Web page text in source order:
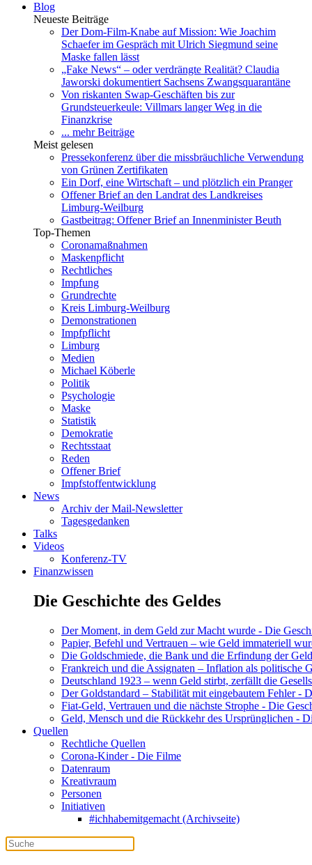
Blog
Neueste Beiträge
Der Dom-Film-Knabe auf Mission: Wie Joachim
Schaefer im Gespräch mit Ulrich Siegmund seine
Maske fallen lässt
„Fake News“ – oder verdrängte Realität? Claudia
Jaworski dokumentiert Sachsens Zwangsquarantäne
Von riskanten Swap-Geschäften bis zur
Grundsteuerkeule: Villmars langer Weg in die
Finanzkrise
... mehr Beiträge
Meist gelesen
Pressekonferenz über die missbräuchliche Verwendung
von Grünen Zertifikaten
Ein Dorf, eine Wirtschaft – und plötzlich ein Pranger
Offener Brief an den Landrat des Landkreises
Limburg-Weilburg
Gastbeitrag: Offener Brief an Innenminister Beuth
Top-Themen
Coronamaßnahmen
Maskenpflicht
Rechtliches
Impfung
Grundrechte
Kreis Limburg-Weilburg
Demonstrationen
Impfpflicht
Limburg
Medien
Michael Köberle
Politik
Psychologie
Maske
Statistik
Demokratie
Rechtsstaat
Reden
Offener Brief
Impfstoffentwicklung
News
Archiv der Mail-Newsletter
Tagesgedanken
Talks
Videos
Konferenz-TV
Finanzwissen
Die Geschichte des Geldes
Der Moment, in dem Geld zur Macht wurde - Die
Papier, Befehl und Vertrauen – wie Geld immateriell
Die Goldschmiede, die Bank und die Erfindung der
Frankreich und die Assignaten – Inflation als politische
Deutschland 1923 – wenn Geld stirbt, zerfällt die
Der Goldstandard – Stabilität mit eingebautem Fehler -
Fiat-Geld, Vertrauen und die nächste Strophe - Die
Geld, Mensch und die Rückkehr des Ursprünglichen -
Quellen
Rechtliche Quellen
Corona-Kinder - Die Filme
Datenraum
Kreativraum
Personen
Initiativen
#ichhabemitgemacht (Archivseite)